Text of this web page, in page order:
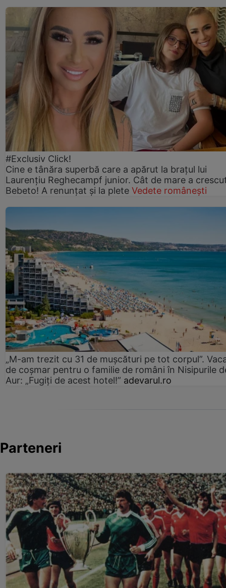
#Exclusiv Click!
Cine e tânăra superbă care a apărut la brațul lui
Laurențiu Reghecampf junior. Cât de mare a
Bebeto! A renunțat și la plete Vedete românești
„M-am trezit cu 31 de mușcături pe tot corpul”.
de coșmar pentru o familie de români în Nisipurile
Aur: „Fugiți de acest hotel!” adevarul.ro
Parteneri